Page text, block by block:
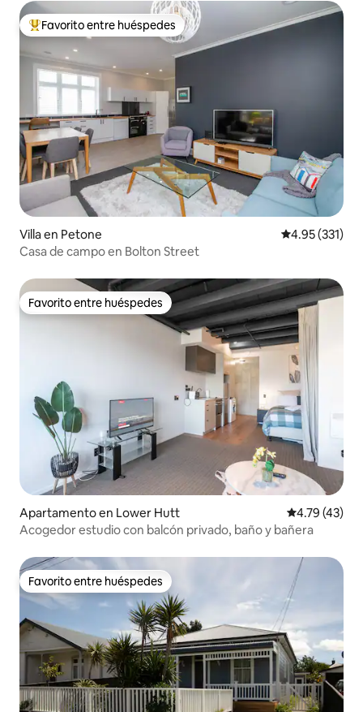
Favorito entre huéspedes preferido
Favorito entre huéspedes
Villa en Petone Calificación
4.95 (331)
Casa de campo en Bolton Street
Favorito entre huéspedes
Favorito entre huéspedes
Apartamento en Lower Hutt Calificación
4.79 (43)
Acogedor estudio con balcón privado, baño y bañera
Favorito entre huéspedes
Favorito entre huéspedes